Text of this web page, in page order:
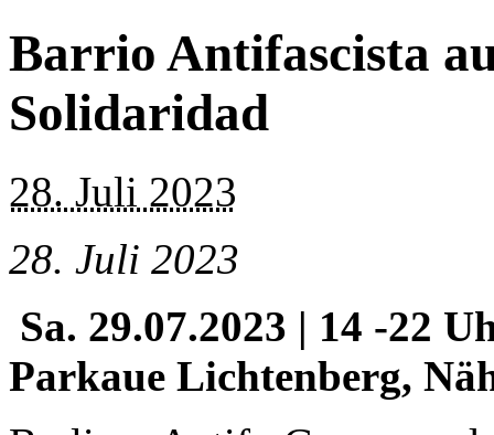
Barrio Antifascista
Solidaridad
28. Juli 2023
28. Juli 2023
Sa. 29.07.2023 | 14 -22
Parkaue Lichtenberg,